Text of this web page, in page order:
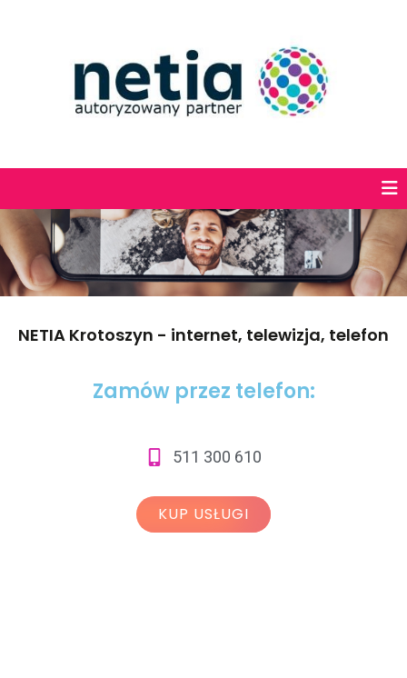
NETIA Krotoszyn - internet, telewizja, telefon
Zamów przez telefon:
511 300 610
KUP USŁUGI